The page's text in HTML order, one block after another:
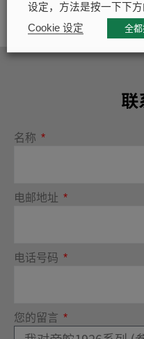
联
名称
电邮地址
电话号码
您的留言
设定，方法是按一下下方
Cookie 设定
全